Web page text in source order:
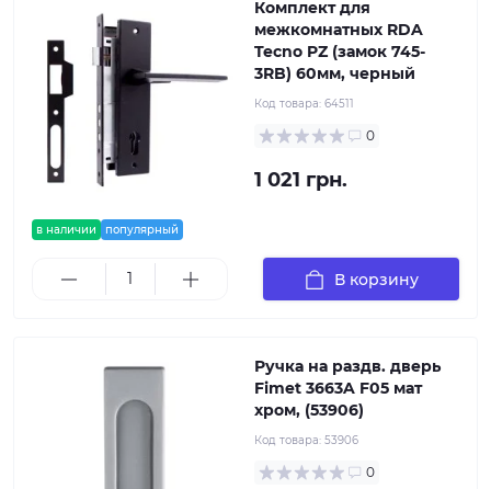
в наличии популярный
Комплект для
межкомнатных RDA
Tecno PZ (замок 745-
3RB) 60мм, черный
Код товара: 64511
0
1 021 грн.
В корзину
Ручка на раздв. дверь
Fimet 3663A F05 мат
хром, (53906)
Код товара: 53906
0